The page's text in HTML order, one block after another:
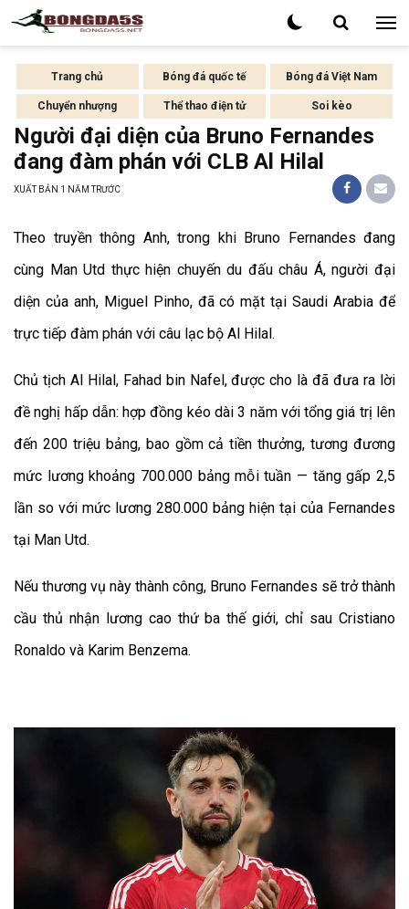
Trang chủ Bóng đá quốc tế Bóng đá Việt Nam
Chuyển nhượng Thể thao điện tử Soi kèo
Người đại diện của Bruno Fernandes
đang đàm phán với CLB Al Hilal
XUẤT BẢN 1 NĂM TRƯỚC
Theo truyền thông Anh, trong khi Bruno Fernandes đang
cùng Man Utd thực hiện chuyến du đấu châu Á, người đại
diện của anh, Miguel Pinho, đã có mặt tại Saudi Arabia để
trực tiếp đàm phán với câu lạc bộ Al Hilal.
Chủ tịch Al Hilal, Fahad bin Nafel, được cho là đã đưa ra lời
đề nghị hấp dẫn: hợp đồng kéo dài 3 năm với tổng giá trị lên
đến 200 triệu bảng, bao gồm cả tiền thưởng, tương đương
mức lương khoảng 700.000 bảng mỗi tuần — tăng gấp 2,5
lần so với mức lương 280.000 bảng hiện tại của Fernandes
tại Man Utd.
Nếu thương vụ này thành công, Bruno Fernandes sẽ trở thành
cầu thủ nhận lương cao thứ ba thế giới, chỉ sau Cristiano
Ronaldo và Karim Benzema.